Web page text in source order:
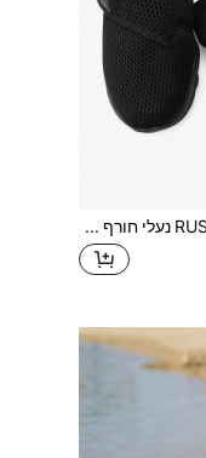
RUSHINE נעלי חורף חמות לנשים עם בטנה עבה, רשת שחורה נושמת, סגירת וולקרו קלה להלבשה/הסרה, סוליה עבה נגד החלקה, נעלי הליכה נוחות לגיל העמידה ולקשישים, מתנה להורים